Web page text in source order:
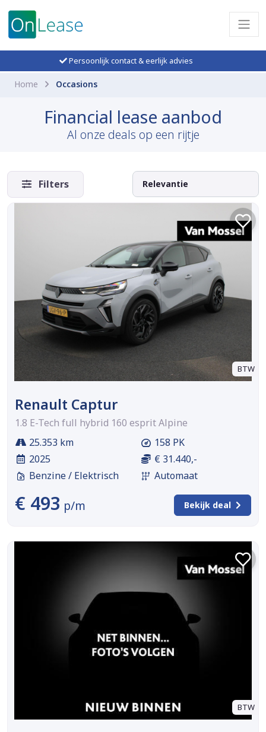
Persoonlijk contact & eerlijk advies
Home Occasions
Financial lease aanbod
Al onze deals op een rijtje
Filters
BTW
Renault Captur
1.8 E-Tech full hybrid 160 esprit Alpine
25.353 km
2025
Benzine / Elektrisch
158 PK
€ 31.440,-
Automaat
€ 493 p/m Bekijk deal
BTW